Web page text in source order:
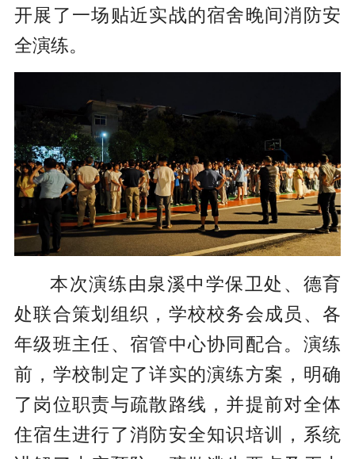
开展了一场贴近实战的宿舍晚间消防安
全演练。
本次演练由泉溪中学保卫处、德育
处联合策划组织，学校校务会成员、各
年级班主任、宿管中心协同配合。演练
前，学校制定了详实的演练方案，明确
了岗位职责与疏散路线，并提前对全体
住宿生进行了消防安全知识培训，系统